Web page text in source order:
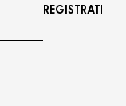
REGISTRATI